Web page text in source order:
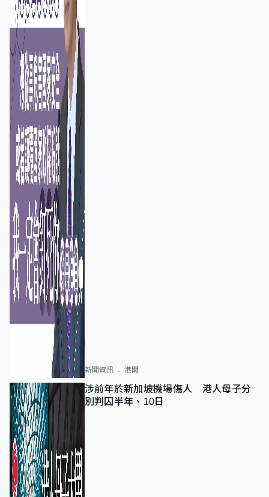
新聞資訊 港聞
涉前年於新加坡機場傷人 港人母子分
別判囚半年、10日